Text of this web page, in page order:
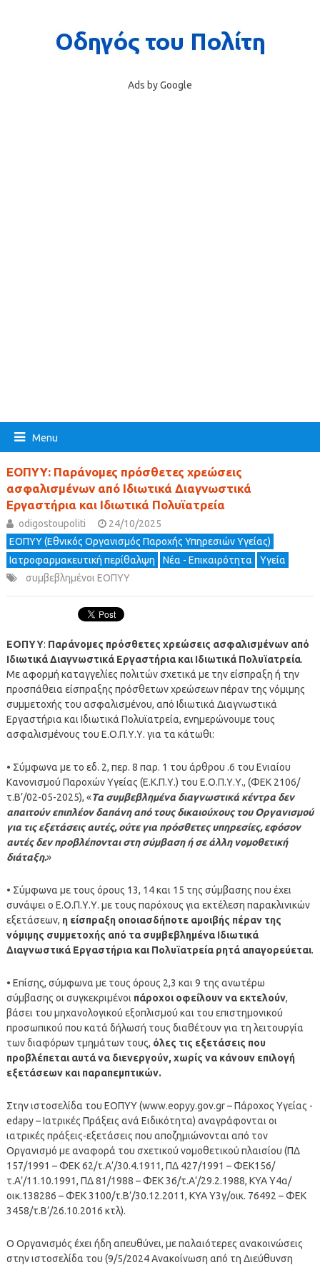
Ads by Google
Menu
ΕΟΠΥΥ: Παράνομες πρόσθετες χρεώσεις
ασφαλισμένων από Ιδιωτικά Διαγνωστικά
Εργαστήρια και Ιδιωτικά Πολυϊατρεία
odigostoupoliti
24/10/2025
ΕΟΠΥΥ (Εθνικός Οργανισμός Παροχής Υπηρεσιών Υγείας)
Ιατροφαρμακευτική περίθαλψη
Νέα - Επικαιρότητα
Υγεία
συμβεβλημένοι ΕΟΠΥΥ
ΕΟΠΥΥ: Παράνομες πρόσθετες χρεώσεις ασφαλισμένων από
Ιδιωτικά Διαγνωστικά Εργαστήρια και Ιδιωτικά Πολυϊατρεία.
Με αφορμή καταγγελίες πολιτών σχετικά με την είσπραξη ή την
προσπάθεια είσπραξης πρόσθετων χρεώσεων πέραν της νόμιμης
συμμετοχής του ασφαλισμένου, από Ιδιωτικά Διαγνωστικά
Εργαστήρια και Ιδιωτικά Πολυϊατρεία, ενημερώνουμε τους
ασφαλισμένους του Ε.Ο.Π.Υ.Υ. για τα κάτωθι:
• Σύμφωνα με το εδ. 2, περ. 8 παρ. 1 του άρθρου .6 του Ενιαίου
Κανονισμού Παροχών Υγείας (Ε.Κ.Π.Υ.) του Ε.Ο.Π.Υ.Υ., (ΦΕΚ 2106/
τ.Β’/02-05-2025), «Τα συμβεβλημένα διαγνωστικά κέντρα δεν
απαιτούν επιπλέον δαπάνη από τους δικαιούχους του Οργανισμού
για τις εξετάσεις αυτές, ούτε για πρόσθετες υπηρεσίες, εφόσον
αυτές δεν προβλέπονται στη σύμβαση ή σε άλλη νομοθετική
διάταξη.»
• Σύμφωνα με τους όρους 13, 14 και 15 της σύμβασης που έχει
συνάψει ο Ε.Ο.Π.Υ.Υ. με τους παρόχους για εκτέλεση παρακλινικών
εξετάσεων, η είσπραξη οποιασδήποτε αμοιβής πέραν της
νόμιμης συμμετοχής από τα συμβεβλημένα Ιδιωτικά
Διαγνωστικά Εργαστήρια και Πολυϊατρεία ρητά απαγορεύεται.
• Επίσης, σύμφωνα με τους όρους 2,3 και 9 της ανωτέρω
σύμβασης οι συγκεκριμένοι πάροχοι οφείλουν να εκτελούν,
βάσει του μηχανολογικού εξοπλισμού και του επιστημονικού
προσωπικού που κατά δήλωσή τους διαθέτουν για τη λειτουργία
των διαφόρων τμημάτων τους, όλες τις εξετάσεις που
προβλέπεται αυτά να διενεργούν, χωρίς να κάνουν επιλογή
εξετάσεων και παραπεμπτικών.
Στην ιστοσελίδα του ΕΟΠΥΥ (www.eopyy.gov.gr – Πάροχος Υγείας -
edapy – Iατρικές Πράξεις ανά Ειδικότητα) αναγράφονται οι
ιατρικές πράξεις-εξετάσεις που αποζημιώνονται από τον
Οργανισμό με αναφορά του σχετικού νομοθετικού πλαισίου (ΠΔ
157/1991 – ΦΕΚ 62/τ.Α’/30.4.1911, ΠΔ 427/1991 – ΦΕΚ156/
τ.Α’/11.10.1991, ΠΔ 81/1988 – ΦΕΚ 36/τ.Α’/29.2.1988, ΚΥΑ Υ4α/
οικ.138286 – ΦΕΚ 3100/τ.Β’/30.12.2011, ΚΥΑ Υ3γ/οικ. 76492 – ΦΕΚ
3458/τ.Β’/26.10.2016 κτλ).
Ο Οργανισμός έχει ήδη απευθύνει, με παλαιότερες ανακοινώσεις
στην ιστοσελίδα του (9/5/2024 Ανακοίνωση από τη Διεύθυνση